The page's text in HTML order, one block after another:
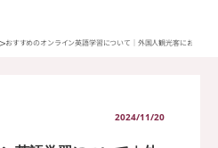
>おすすめのオンライン英語学習について｜外国人観光客におもてな
2024/11/20